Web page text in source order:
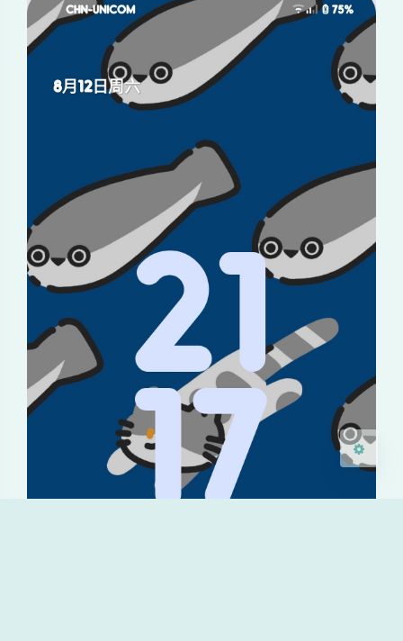
夜间模式
Sans Serif Serif
浅阴影 深阴影
关闭 日落